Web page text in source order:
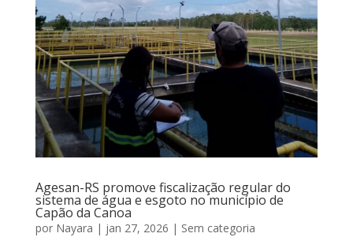
Agesan-RS promove fiscalização regular do
sistema de água e esgoto no município de
Capão da Canoa
por Nayara | jan 27, 2026 | Sem categoria